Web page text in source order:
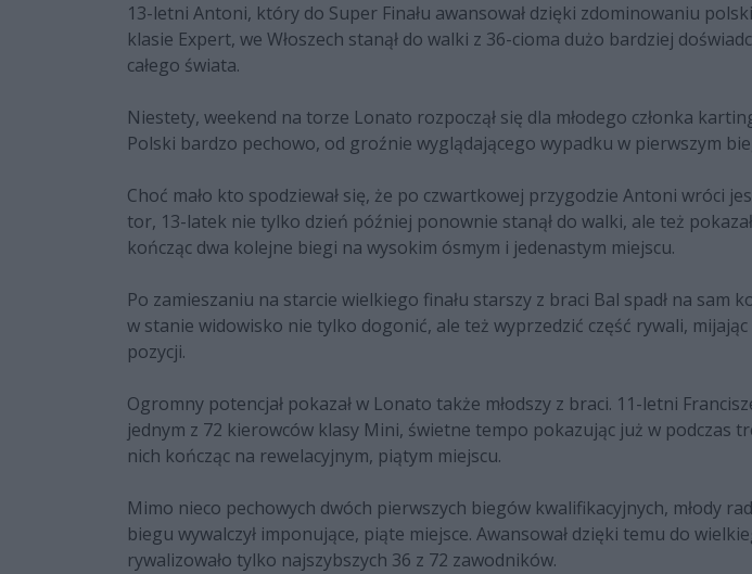
13-letni Antoni, który do Super Finału awansował dzięki zdominowaniu
klasie Expert, we Włoszech stanął do walki z 36-cioma dużo bardziej
całego świata.
Niestety, weekend na torze Lonato rozpoczął się dla młodego członka
Polski bardzo pechowo, od groźnie wyglądającego wypadku w pierwszym
Choć mało kto spodziewał się, że po czwartkowej przygodzie Antoni wróci
tor, 13-latek nie tylko dzień później ponownie stanął do walki, ale też
kończąc dwa kolejne biegi na wysokim ósmym i jedenastym miejscu.
Po zamieszaniu na starcie wielkiego finału starszy z braci Bal spadł na sam
w stanie widowisko nie tylko dogonić, ale też wyprzedzić część rywali, mijając
pozycji.
Ogromny potencjał pokazał w Lonato także młodszy z braci. 11-letni
jednym z 72 kierowców klasy Mini, świetne tempo pokazując już w podczas
nich kończąc na rewelacyjnym, piątym miejscu.
Mimo nieco pechowych dwóch pierwszych biegów kwalifikacyjnych, młody
biegu wywalczył imponujące, piąte miejsce. Awansował dzięki temu do
rywalizowało tylko najszybszych 36 z 72 zawodników.